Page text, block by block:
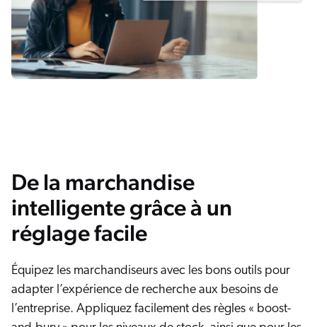
De la marchandise
intelligente grâce à un
réglage facile
Équipez les marchandiseurs avec les bons outils pour
adapter l’expérience de recherche aux besoins de
l’entreprise. Appliquez facilement des règles « boost-